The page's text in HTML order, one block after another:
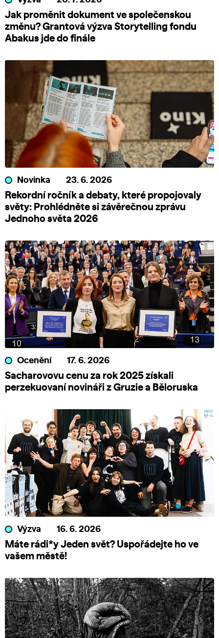
Jak proměnit dokument ve společenskou
změnu? Grantová výzva Storytelling fondu
Abakus jde do finále
Novinka 23. 6. 2026
Rekordní ročník a debaty, které propojovaly
světy: Prohlédněte si závěrečnou zprávu
Jednoho světa 2026
Ocenění 17. 6. 2026
Sacharovovu cenu za rok 2025 získali
perzekuovaní novináři z Gruzie a Běloruska
Výzva 16. 6. 2026
Máte rádi*y Jeden svět? Uspořádejte ho ve
vašem městě!